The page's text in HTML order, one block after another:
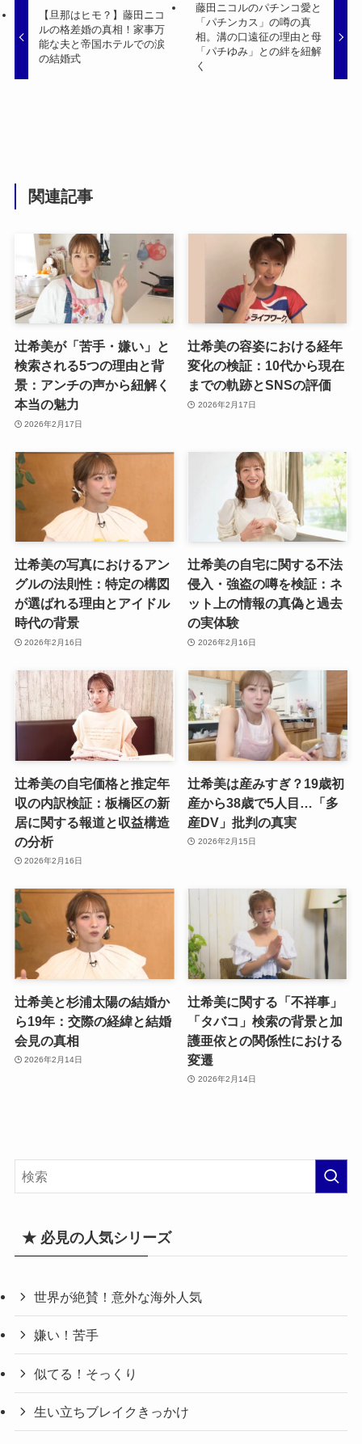
【旦那はヒモ？】藤田ニコ
ルの格差婚の真相！家事万
能な夫と帝国ホテルでの涙
の結婚式
藤田ニコルのパチンコ愛と
「パチンカス」の噂の真
相。溝の口遠征の理由と母
「パチゆみ」との絆を紐解
く
関連記事
辻希美が「苦手・嫌い」と
検索される5つの理由と背
景：アンチの声から紐解く
本当の魅力
2026年2月17日
辻希美の容姿における経年
変化の検証：10代から現在
までの軌跡とSNSの評価
2026年2月17日
辻希美の写真におけるアン
グルの法則性：特定の構図
が選ばれる理由とアイドル
時代の背景
2026年2月16日
辻希美の自宅に関する不法
侵入・強盗の噂を検証：ネ
ット上の情報の真偽と過去
の実体験
2026年2月16日
辻希美の自宅価格と推定年
収の内訳検証：板橋区の新
居に関する報道と収益構造
の分析
2026年2月16日
辻希美は産みすぎ？19歳初
産から38歳で5人目…「多
産DV」批判の真実
2026年2月15日
辻希美と杉浦太陽の結婚か
ら19年：交際の経緯と結婚
会見の真相
2026年2月14日
辻希美に関する「不祥事」
「タバコ」検索の背景と加
護亜依との関係性における
変遷
2026年2月14日
★ 必見の人気シリーズ
世界が絶賛！意外な海外人気
嫌い！苦手
似てる！そっくり
生い立ちブレイクきっかけ